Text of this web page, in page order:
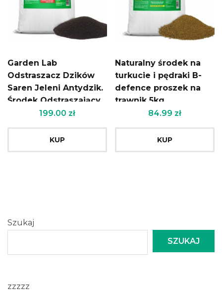
Garden Lab
Odstraszacz Dzików
Saren Jeleni Antydzik.
Środek Odstraszający
Zwierzynę Leśną 20kg
199.00 zł
KUP
Naturalny środek na
turkucie i pędraki B-
defence proszek na
trawnik 5kg
84.99 zł
KUP
Szukaj
SZUKAJ
zzzzz